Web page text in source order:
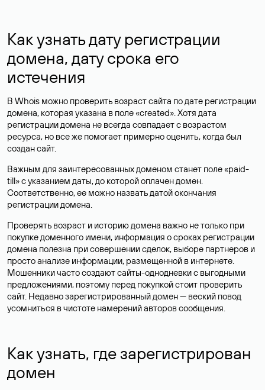
Как узнать дату регистрации
домена, дату срока его
истечения
В Whois можно проверить возраст сайта по дате регистрации
домена, которая указана в поле «created». Хотя дата
регистрации домена не всегда совпадает с возрастом
ресурса, но все же помогает примерно оценить, когда был
создан сайт.
Важным для заинтересованных доменом станет поле «paid-
till» с указанием даты, до которой оплачен домен.
Соответственно, ее можно назвать датой окончания
регистрации домена.
Проверять возраст и историю домена важно не только при
покупке доменного имени, информация о сроках регистрации
домена полезна при совершении сделок, выборе партнеров и
просто анализе информации, размещенной в интернете.
Мошенники часто создают сайты-однодневки с выгодными
предложениями, поэтому перед покупкой стоит проверить
сайт. Недавно зарегистрированный домен — веский повод
усомниться в чистоте намерений авторов сообщения.
Как узнать, где зарегистрирован
домен